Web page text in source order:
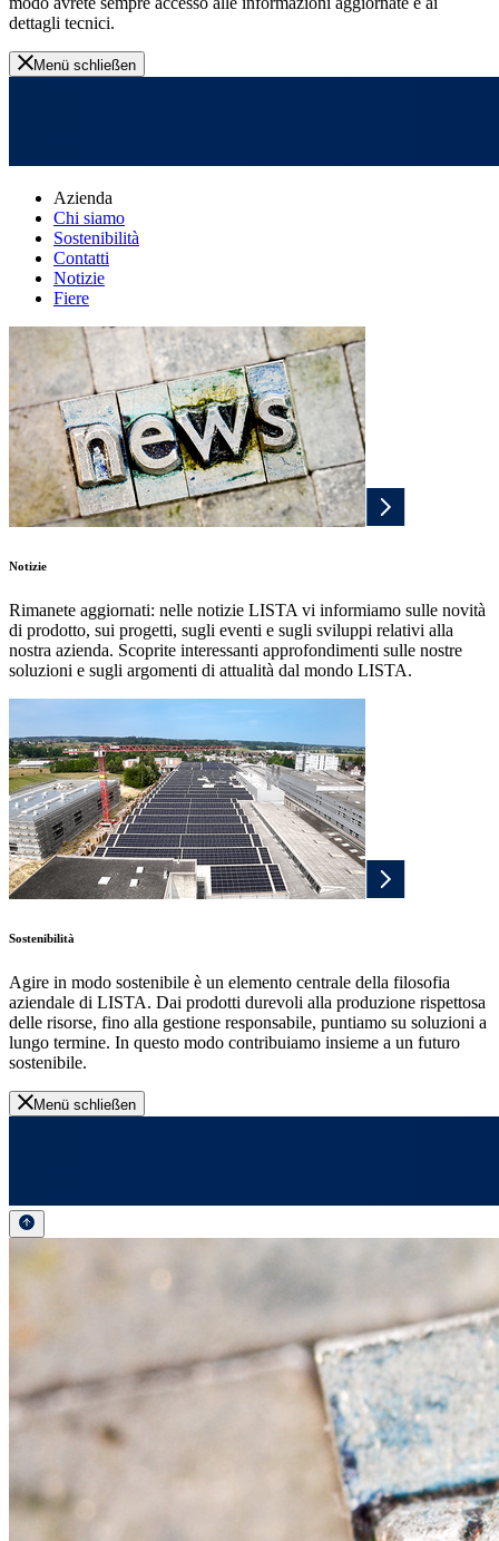
dettagli tecnici.
Menü schließen
Azienda
Chi siamo
Sostenibilità
Contatti
Notizie
Fiere
Notizie
Rimanete aggiornati: nelle notizie LISTA vi informiamo sulle novità
di prodotto, sui progetti, sugli eventi e sugli sviluppi relativi alla
nostra azienda. Scoprite interessanti approfondimenti sulle nostre
soluzioni e sugli argomenti di attualità dal mondo LISTA.
Sostenibilità
Agire in modo sostenibile è un elemento centrale della filosofia
aziendale di LISTA. Dai prodotti durevoli alla produzione rispettosa
delle risorse, fino alla gestione responsabile, puntiamo su soluzioni a
lungo termine. In questo modo contribuiamo insieme a un futuro
sostenibile.
Menü schließen